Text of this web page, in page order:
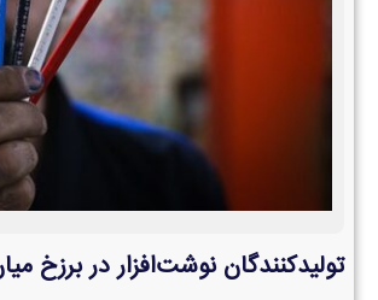
تولیدکنندگان نوشت‌افزار در